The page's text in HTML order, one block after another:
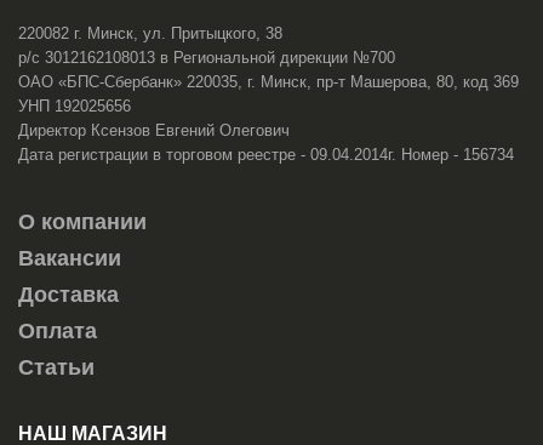
220082 г. Минск, ул. Притыцкого, 38
р/с 3012162108013 в Региональной дирекции №700
ОАО «БПС-Сбербанк» 220035, г. Минск, пр-т Машерова, 80, код 369
УНП 192025656
Директор Ксензов Евгений Олегович
Дата регистрации в торговом реестре - 09.04.2014г. Номер - 156734
О компании
Вакансии
Доставка
Оплата
Статьи
НАШ МАГАЗИН